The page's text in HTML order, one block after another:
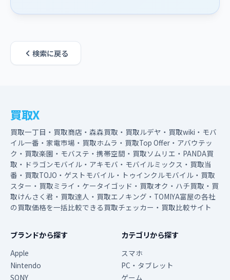
検索に戻る
買取X
買取一丁目・買取商店・森森買取・買取ルデヤ・買取wiki・モバ
イル一番・家電市場・買取ホムラ・買取Top Offer・アバウテッ
ク・買取楽園・モバステ・携帯空間・買取ソムリエ・PANDA買
取・ドラゴンモバイル・アキモバ・モバイルミックス・買取当
番・買取TOJO・ゲストモバイル・トゥインクルモバイル・買取
スター・買取ミライ・ケータイゴッド・買取オク・ハチ買取・買
取けんさく君・買取達人・買取エノキング・TOMIYA富屋の各社
の買取価格を一括比較できる買取チェッカー・買取比較サイト
ブランドから探す
Apple
Nintendo
SONY
カテゴリから探す
スマホ
PC・タブレット
ゲーム